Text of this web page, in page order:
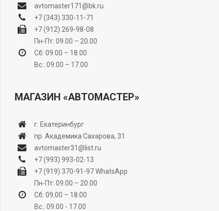
avtomaster171@bk.ru
+7 (343) 330-11-71
+7 (912) 269-98-08
Пн-Пт: 09.00 – 20.00
Сб: 09.00 – 18.00
Вс.: 09.00 – 17.00
МАГАЗИН «АВТОМАСТЕР»
г. Екатеринбург
пр. Академика Сахарова, 31
avtomaster31@list.ru
+7 (993) 993-02-13
+7 (919) 370-91-97WhatsApp
Пн-Пт: 09.00 – 20.00
Сб: 09.00 – 18.00
Вс.: 09.00 - 17.00